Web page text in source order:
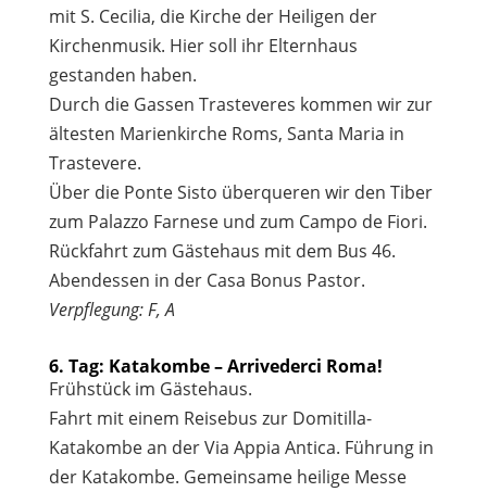
mit S. Cecilia, die Kirche der Heiligen der
Kirchenmusik. Hier soll ihr Elternhaus
gestanden haben.
Durch die Gassen Trasteveres kommen wir zur
ältesten Marienkirche Roms, Santa Maria in
Trastevere.
Über die Ponte Sisto überqueren wir den Tiber
zum Palazzo Farnese und zum Campo de Fiori.
Rückfahrt zum Gästehaus mit dem Bus 46.
Abendessen in der Casa Bonus Pastor.
Verpflegung: F, A
6. Tag: Katakombe – Arrivederci Roma!
Frühstück im Gästehaus.
Fahrt mit einem Reisebus zur Domitilla-
Katakombe an der Via Appia Antica. Führung in
der Katakombe. Gemeinsame heilige Messe